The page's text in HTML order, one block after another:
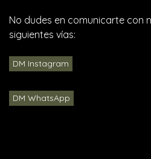
No dudes en comunicarte con
siguientes vías:
DM Instagram
DM WhatsApp